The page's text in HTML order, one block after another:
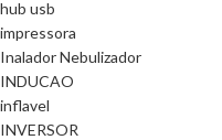
hub usb
impressora
Inalador Nebulizador
INDUCAO
inflavel
INVERSOR